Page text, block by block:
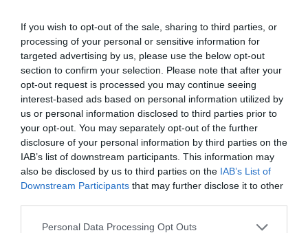
If you wish to opt-out of the sale, sharing to third parties, or
processing of your personal or sensitive information for
targeted advertising by us, please use the below opt-out
section to confirm your selection. Please note that after your
opt-out request is processed you may continue seeing
interest-based ads based on personal information utilized by
us or personal information disclosed to third parties prior to
your opt-out. You may separately opt-out of the further
disclosure of your personal information by third parties on the
IAB’s list of downstream participants. This information may
also be disclosed by us to third parties on the IAB’s List of
Downstream Participants that may further disclose it to other
Please note that this website/app uses one or more Google
Personal Data Processing Opt Outs
ΣΧΟΛΙΑ